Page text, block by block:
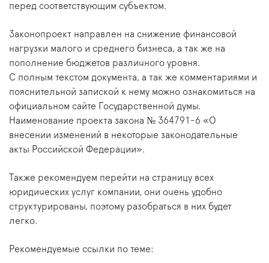
перед соответствующим субъектом.
Законопроект направлен на снижение финансовой
нагрузки малого и среднего бизнеса, а так же на
пополнение бюджетов различного уровня.
С полным текстом документа, а так же комментариями и
пояснительной запиской к нему можно ознакомиться на
официальном сайте Государственной думы.
Наименование проекта закона № 364791-6 «О
внесении изменений в некоторые законодательные
акты Российской Федерации».
Также рекомендуем перейти на страницу всех
юридических услуг компании, они очень удобно
структурированы, поэтому разобраться в них будет
легко.
Рекомендуемые ссылки по теме: